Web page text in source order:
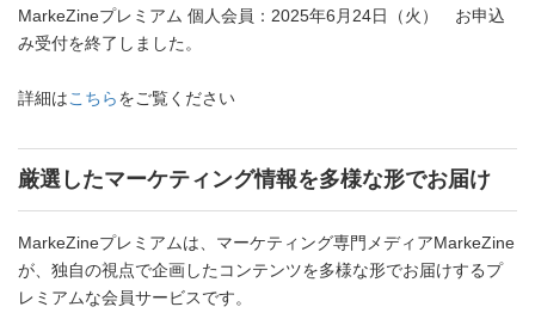
MarkeZineプレミアム 個人会員：2025年6月24日（火） お申込
み受付を終了しました。
詳細はこちらをご覧ください
厳選したマーケティング情報を多様な形でお届け
MarkeZineプレミアムは、マーケティング専門メディアMarkeZine
が、独自の視点で企画したコンテンツを多様な形でお届けするプ
レミアムな会員サービスです。